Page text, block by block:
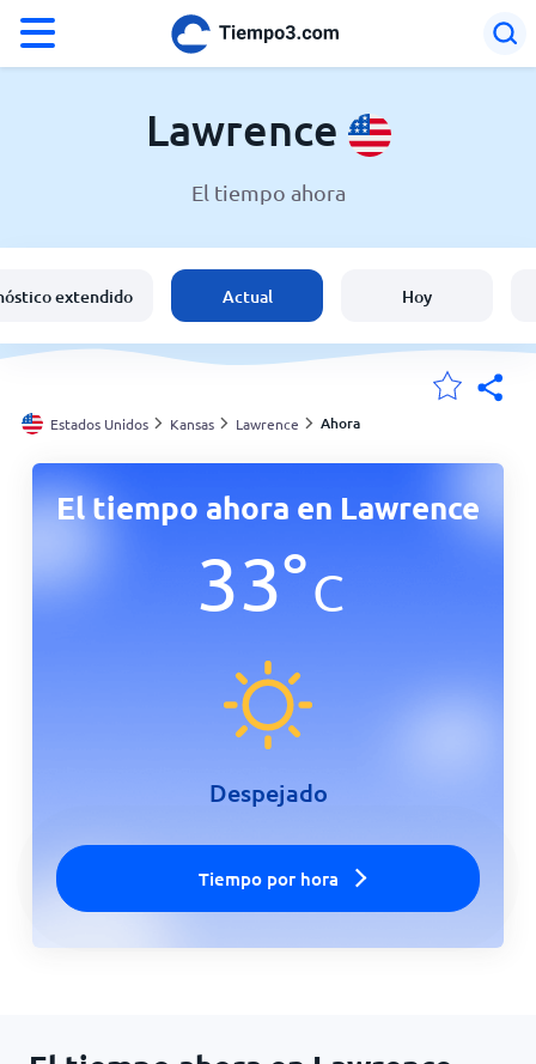
El clima en Lawrence
España
Argentina
Mis ubicaciones
Lawrence
El tiempo ahora
extendido Actual Hoy
Estados Unidos Kansas Lawrence Ahora
El tiempo ahora en Lawrence
33°C
Despejado
Tiempo por hora